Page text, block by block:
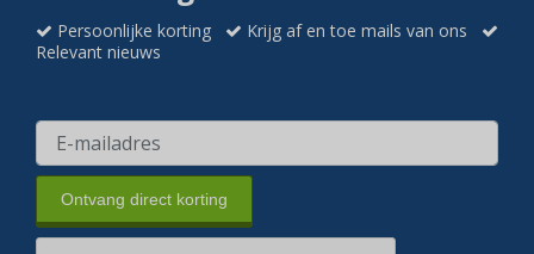
Persoonlijke korting
Krijg af en toe mails van ons
Relevant nieuws
Ontvang direct korting